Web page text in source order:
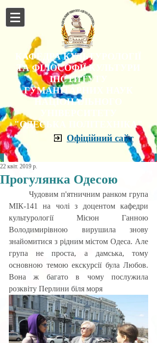
КАФЕДРА КУЛЬТУРОЛОГІЇ
ТА ФІЛОСОФІЇ КУЛЬТУРИ
ІНСТИТУТУ
ГУМАНІТАРНИХ НАУК
НАЦІОНАЛЬНОГО
"ОДЕСЬКА ПОЛІТЕХНІКА"
Офіційний сайт
Прогулянка Одесою
22 квіт. 2019 р.
МІК-141 на чолі з доцентом кафедри
культурології Місюн Ганною
Володимирівною вирушила знову
знайомитися з рідним містом Одеса. Але
група не проста, а дамська, тому
основною темою екскурсії була Любов.
Вона ж багато в чому послужила
розквіту Перлини біля моря